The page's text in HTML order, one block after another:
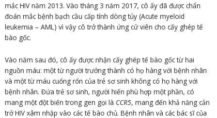
mắc HIV năm 2013. Vào tháng 3 năm 2017, cô ấy đã được chẩn
đoán mắc bệnh bạch cầu cấp tính dòng tủy (Acute myeloid
leukemia – AML) vì vậy cô trở thành ứng cử viên cho cấy ghép tế
bào gốc.
Vào năm sau đó, cô ấy được nhận cấy ghép tế bào gốc từ hai
nguồn máu: một từ người trưởng thành có họ hàng với bệnh nhân
và một từ máu cuống rốn của trẻ sơ sinh không có họ hàng với
bệnh nhân. Đứa trẻ sơ sinh, người hiến phù hợp một phần, có
mang một đột biến trong gen gọi là CCR5, mang đến khả năng cản
trở HIV xâm nhập vào các tế bào chủ. Bệnh nhân và các bác sĩ của